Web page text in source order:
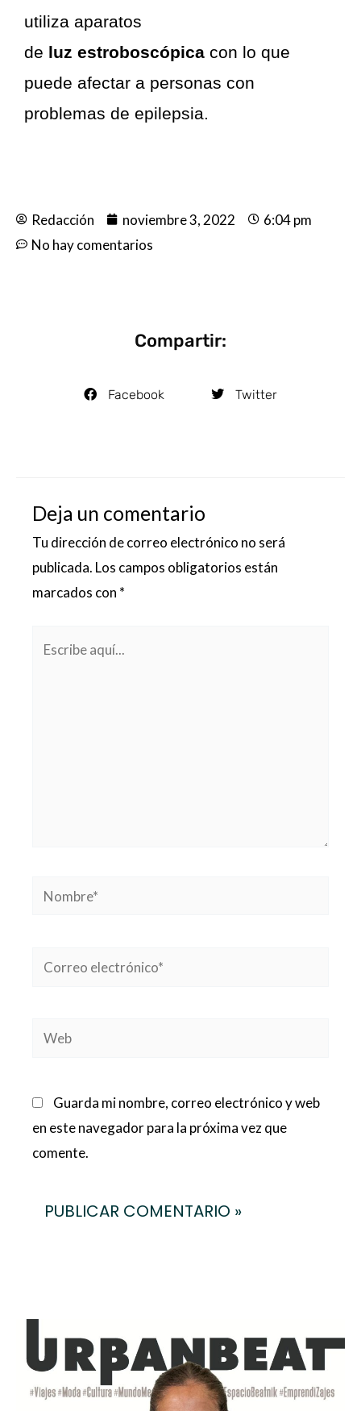
utiliza aparatos
de luz estroboscópica con lo que
puede afectar a personas con
problemas de epilepsia.
Redacción noviembre 3, 2022
6:04 pm
No hay comentarios
Compartir:
Facebook Twitter
Deja un comentario
Tu dirección de correo electrónico no será
publicada. Los campos obligatorios están
marcados con *
Nombre*
Correo
Web
Guarda mi nombre, correo electrónico y web
en este navegador para la próxima vez que
comente.